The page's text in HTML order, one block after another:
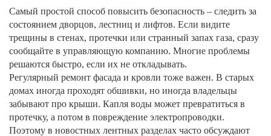
Самый простой способ повысить безопасность – следить за
состоянием дворцов, лестниц и лифтов. Если видите
трещины в стенах, протечки или странный запах газа, сразу
сообщайте в управляющую компанию. Многие проблемы
решаются быстро, если их не откладывать.
Регулярный ремонт фасада и кровли тоже важен. В старых
домах иногда проходят обшивки, но иногда владельцы
забывают про крыши. Капля воды может превратиться в
протечку, а потом в повреждение электропроводки.
Поэтому в новостных лентных разделах часто обсуждают